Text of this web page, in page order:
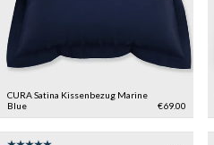
CURA Satina Kissenbezug Marine
Blue
€69.00